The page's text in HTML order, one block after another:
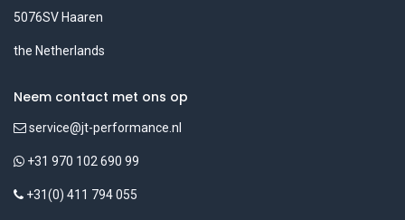
5076SV Haaren
the Netherlands
Neem contact met ons op
service@jt-performance.nl
+31 970 102 690 99
+31(0) 411 794 055